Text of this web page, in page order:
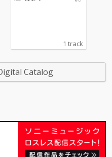
1 track
Catalog